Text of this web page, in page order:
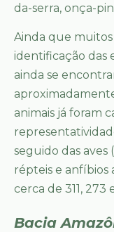
da-serra, onça-
Ainda que
identificação das
ainda se
animais já foram
seguido das aves
répteis e anfíbios
cerca de 311, 273
Bacia